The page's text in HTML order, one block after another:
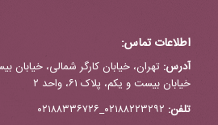
اطلاعات تماس:
آدرس: تهران، خیابان کارگر شمالی، خیابان
خیابان بیست و یکم، پلاک ۶۱، واحد ۲
تلفن: